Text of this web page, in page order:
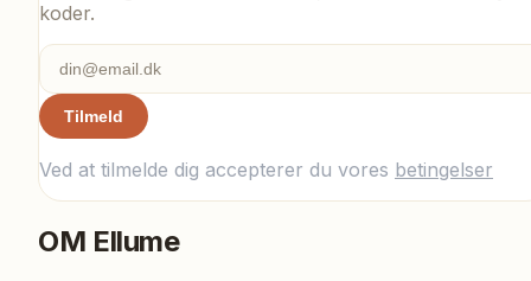
koder.
Tilmeld
Ved at tilmelde dig accepterer du vores betingelser
OM Ellume